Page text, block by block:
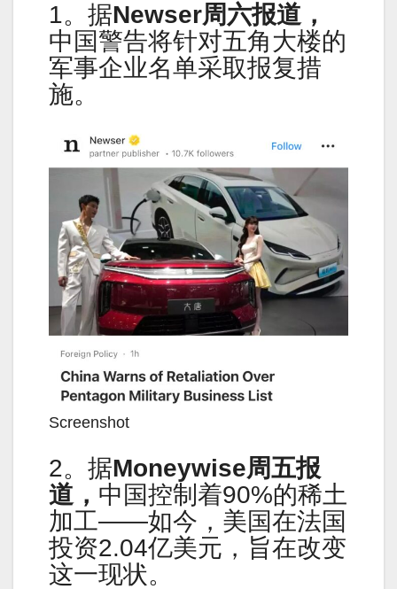
1。据Newser周六报道，
中国警告将针对五角大楼的
军事企业名单采取报复措
施。
Screenshot
2。据Moneywise周五报
道， 中国控制着90%的稀土
加工——如今，美国在法国
投资2.04亿美元，旨在改变
这一现状。